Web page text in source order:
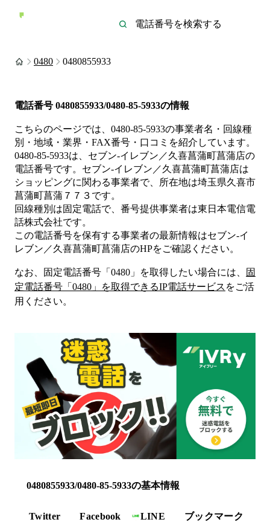
0480 0480855933
電話番号 0480855933/0480-85-5933の情報
こちらのページでは、 0480-85-5933の事業者名・回線種
別・地域・業界・FAX番号・口コミを紹介しています。
0480-85-5933は、 セブン‐イレブン／久喜菖蒲町菖蒲店の
電話番号です。 セブン‐イレブン／久喜菖蒲町菖蒲店は
ショッピングに関わる事業者で、所在地は埼玉県久喜市
菖蒲町菖蒲７７３ です。
回線種別は固定電話で、番号提供事業者は東日本電信電
話株式会社です。
この電話番号を保有する事業者の最新情報はセブン‐イ
レブン／久喜菖蒲町菖蒲店のHPをご確認ください。
なお、固定電話番号「 0480 」を取得したい場合には、
固
定電話番号「 0480 」を取得できるIP電話サービス をご活
用ください。
0480855933/0480-85-5933の基本情報
Twitter Facebook LINE
ブックマーク